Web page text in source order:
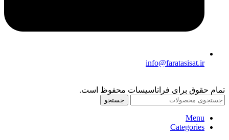
info@faratasisat.ir
تمام حقوق برای فراتاسیسات محفوظ است.
جستجو
Menu
Categories